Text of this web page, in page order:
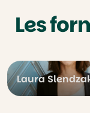
Les
Laura